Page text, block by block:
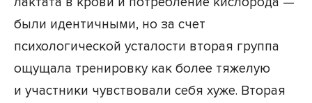
были идентичными, но за счет
психологической усталости вторая группа
ощущала тренировку как более тяжелую
и участники чувствовали себя хуже. Вторая